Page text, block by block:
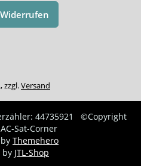
zzgl.Versand
44735921
©Copyright
Sat-Corner
Themehero
by JTL-Shop